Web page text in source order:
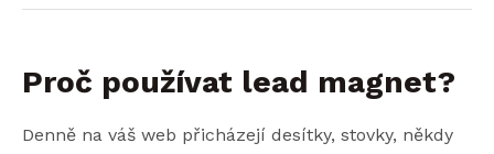
Proč používat lead magnet?
Denně na váš web přicházejí desítky, stovky, někdy